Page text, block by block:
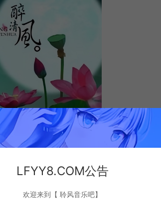
LFYY8.COM公告
欢迎来到【 聆风音乐吧】